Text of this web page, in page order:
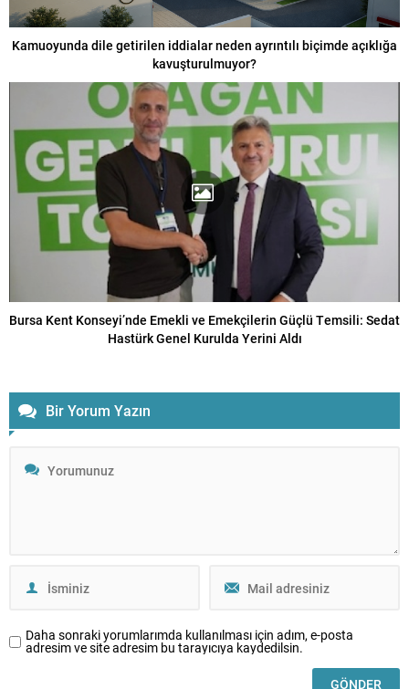
Kamuoyunda dile getirilen iddialar neden ayrıntılı biçimde açıklığa
kavuşturulmuyor?
Bursa Kent Konseyi’nde Emekli ve Emekçilerin Güçlü Temsili: Sedat
Hastürk Genel Kurulda Yerini Aldı
Bir Yorum Yazın
Daha sonraki yorumlarımda kullanılması için adım, e-posta
adresim ve site adresim bu tarayıcıya kaydedilsin.